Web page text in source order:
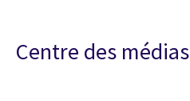
Centre des médias